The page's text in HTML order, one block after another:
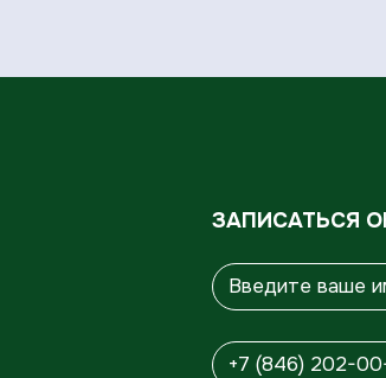
ЗАПИСАТЬСЯ